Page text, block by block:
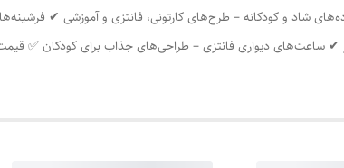
شاد و کودکانه – طرح‌های کارتونی، فانتزی و آموزشی ✔
✔ ساعت‌های دیواری فانتزی – طراحی‌های جذاب برای کودکان ✅